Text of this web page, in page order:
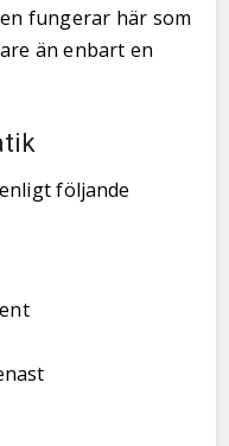
fungerar här som
än enbart en
följande